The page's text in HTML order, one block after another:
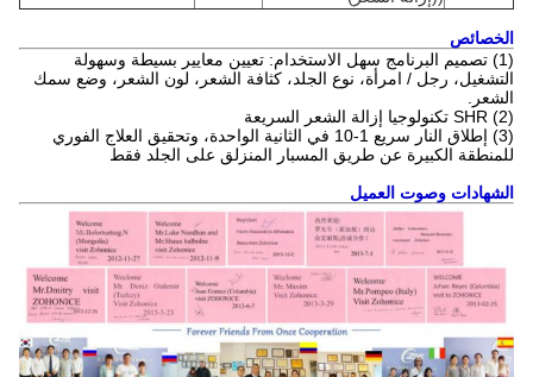
الخصائص
(1) تصميم البرنامج سهل الاستخدام: تعيين معايير بسيطة وسهولة
التشغيل، رجل / امرأة، نوع الجلد، كثافة الشعر، لون الشعر، وضع سمك
الشعر.
(2) SHR تكنولوجيا إزالة الشعر السريعة
(3) إطلاق النار سريع 1-10 في الثانية الواحدة، وتحقيق العلاج الفوري
للمنطقة الكبيرة عن طريق المسبار المنزلق على الجلد فقط
الشهادات وصوت العميل